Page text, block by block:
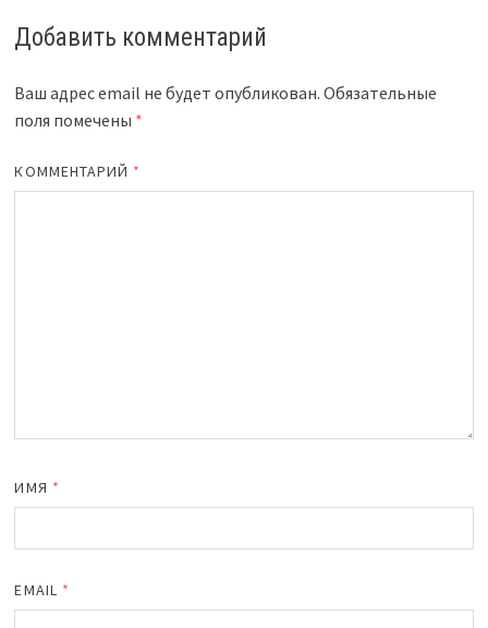
Добавить комментарий
Ваш адрес email не будет опубликован. Обязательные
поля помечены *
КОММЕНТАРИЙ *
ИМЯ *
EMAIL *